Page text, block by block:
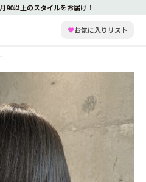
90以上のスタイルをお届け！
♥お気に入りリスト